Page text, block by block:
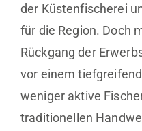
der Küstenfischerei
für die Region. Doch
Rückgang der
vor einem
weniger aktive
traditionellen